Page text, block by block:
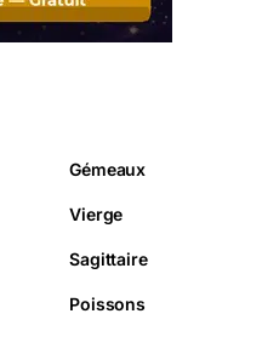
Gémeaux
Vierge
Sagittaire
Poissons